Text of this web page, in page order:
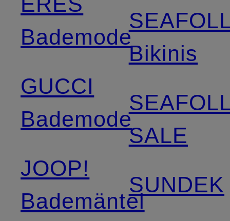
Bademode
GUCCI
Bademode
JOOP!
Bademäntel
Bikinis
SALE
SUNDEK